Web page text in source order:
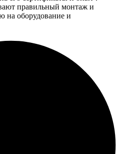
правильный монтаж и
на оборудование и